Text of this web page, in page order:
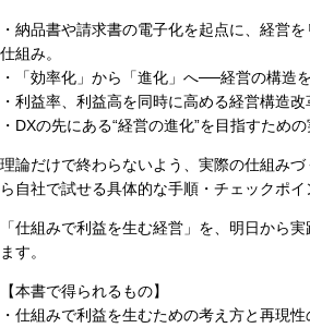
・納品書や請求書の電子化を起点に、経営
仕組み。
・「効率化」から「進化」へ──経営の構造
・利益率、利益高を同時に高める経営構造改
・DXの先にある“経営の進化”を目指すための
理論だけで終わらないよう、実際の仕組み
ら自社で試せる具体的な手順・チェックポイ
「仕組みで利益を生む経営」を、明日から
ます。
【本書で得られるもの】
・仕組みで利益を生むための考え方と再現性